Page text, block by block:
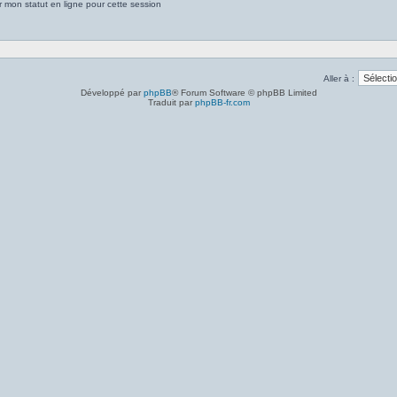
mon statut en ligne pour cette session
Aller à :
Développé par phpBB® Forum Software © phpBB Limited
Traduit par phpBB-fr.com